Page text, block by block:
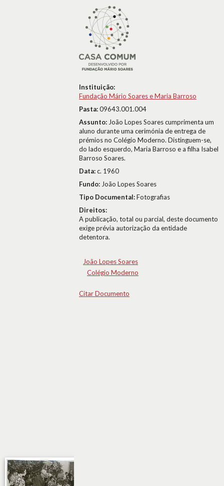
Instituição:
Fundação Mário Soares e Maria Barroso
Pasta:09643.001.004
Assunto: João Lopes Soares cumprimenta um
aluno durante uma cerimónia de entrega de
prémios no Colégio Moderno. Distinguem-se,
do lado esquerdo, Maria Barroso e a filha Isabel
Barroso Soares.
Data:c. 1960
Fundo: João Lopes Soares
Tipo Documental:Fotografias
Direitos:
A publicação, total ou parcial, deste documento
exige prévia autorização da entidade
detentora.
João Lopes Soares
Colégio Moderno
Citar Documento